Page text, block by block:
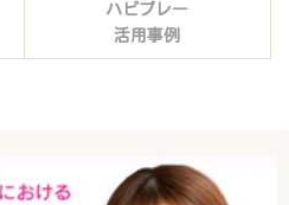
ハピプレー
活用事例